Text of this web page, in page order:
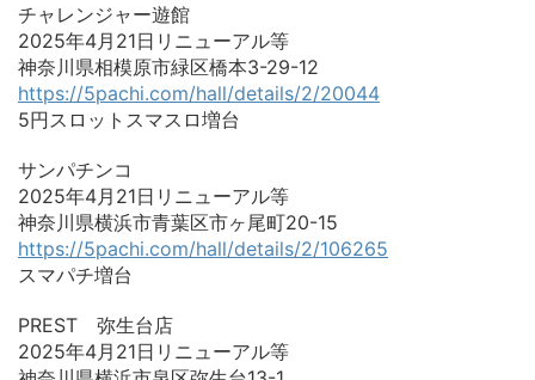
チャレンジャー遊館
2025年4月21日リニューアル等
神奈川県相模原市緑区橋本3-29-12
https://5pachi.com/hall/details/2/20044
5円スロットスマスロ増台
サンパチンコ
2025年4月21日リニューアル等
神奈川県横浜市青葉区市ヶ尾町20-15
https://5pachi.com/hall/details/2/106265
スマパチ増台
PREST 弥生台店
2025年4月21日リニューアル等